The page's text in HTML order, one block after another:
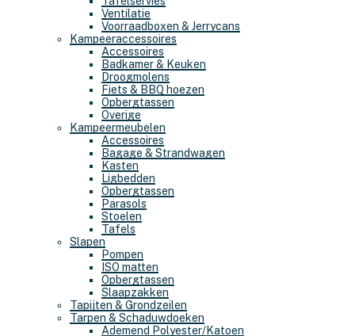
Ventilatie
Voorraadboxen & Jerrycans
Kampeeraccessoires
Accessoires
Badkamer & Keuken
Droogmolens
Fiets & BBQ hoezen
Opbergtassen
Overige
Kampeermeubelen
Accessoires
Bagage & Strandwagen
Kasten
Ligbedden
Opbergtassen
Parasols
Stoelen
Tafels
Slapen
Pompen
ISO matten
Opbergtassen
Slaapzakken
Tapijten & Grondzeilen
Tarpen & Schaduwdoeken
Ademend Polyester/Katoen